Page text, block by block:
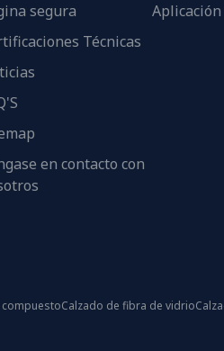
segura
Técnicas
en contacto con
compuestoCalzado de fibra de vidrio